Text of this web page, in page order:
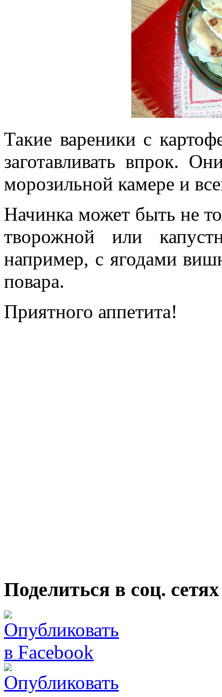
Такие вареники с
заготавливать впрок.
морозильной камере и
Начинка может быть не
творожной или
например, с ягодами
повара.
Приятного аппетита!
Поделиться в соц. сетях